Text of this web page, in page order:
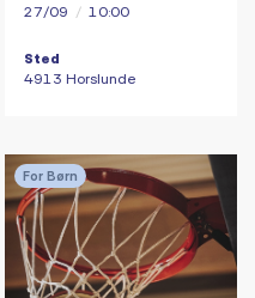
27/09 / 10:00
Sted
4913 Horslunde
For Børn